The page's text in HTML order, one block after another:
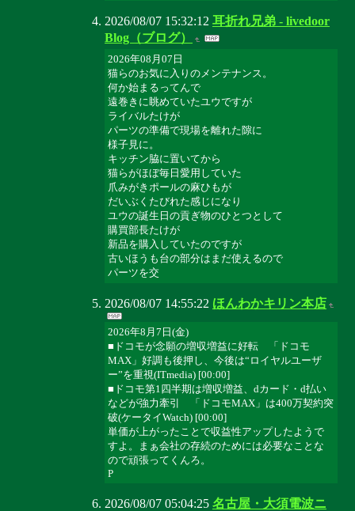
2026/08/07 15:32:12 耳折れ兄弟 - livedoor
Blog（ブログ）
2026年08月07日
猫らのお気に入りのメンテナンス。
何か始まるってんで
遠巻きに眺めていたユウですが
ライバルたけが
パーツの準備で現場を離れた隙に
様子見に。
キッチン脇に置いてから
猫らがほぼ毎日愛用していた
爪みがきポールの麻ひもが
だいぶくたびれた感じになり
ユウの誕生日の貢ぎ物のひとつとして
購買部長たけが
新品を購入していたのですが
古いほうも台の部分はまだ使えるので
パーツを交
2026/08/07 14:55:22 ほんわかキリン本店
2026年8月7日(金)
■ドコモが念願の増収増益に好転 「ドコモ
MAX」好調も後押し、今後は“ロイヤルユーザ
ー”を重視(ITmedia) [00:00]
■ドコモ第1四半期は増収増益、dカード・d払い
などが強力牽引 「ドコモMAX」は400万契約突
破(ケータイWatch) [00:00]
単価が上がったことで収益性アップしたようで
すよ。まぁ会社の存続のためには必要なことな
ので頑張ってくんろ。
P
2026/08/07 05:04:25 名古屋・大須電波ニ